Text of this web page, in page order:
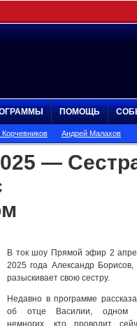
ПОМОЩЬ
Корчевников Андрей Малахов
—
В ток шоу Прямой эфир 2
2025 года Александр Борисов,
разыскивает свою сестру.
Недавно в программе
об отце Василии, одном
немногих, кто проводит